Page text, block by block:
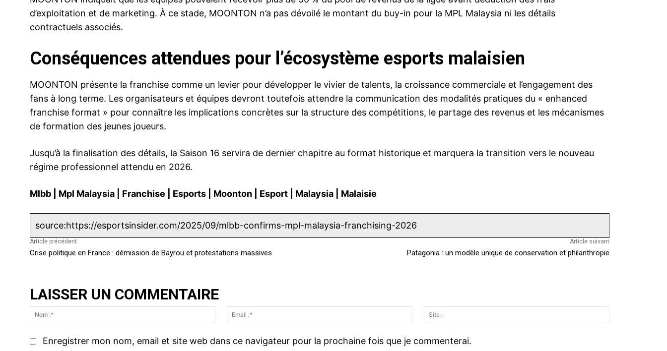
d’exploitation et de marketing. À ce stade, MOONTON n’a pas dévoilé le montant du buy-in pour la MPL Malaysia ni les détails
contractuels associés.
Conséquences attendues pour l’écosystème esports malaisien
MOONTON présente la franchise comme un levier pour développer le vivier de talents, la croissance commerciale et l’engagement des
fans à long terme. Les organisateurs et équipes devront toutefois attendre la communication des modalités pratiques du « enhanced
franchise format » pour connaître les implications concrètes sur la structure des compétitions, le partage des revenus et les mécanismes
de formation des jeunes joueurs.
Jusqu’à la finalisation des détails, la Saison 16 servira de dernier chapitre au format historique et marquera la transition vers le nouveau
régime professionnel attendu en 2026.
Mlbb Mpl Malaysia Franchise Esports Moonton Esport Malaysia Malaisie
source:https://esportsinsider.com/2025/09/mlbb-confirms-mpl-malaysia-franchising-2026
Article précédent
Crise politique en France : démission de Bayrou et protestations massives
Article suivant
Patagonia : un modèle unique de conservation et philanthropie
LAISSER UN COMMENTAIRE
o
m
m
a
i
Enregistrer mon nom, email et site web dans ce navigateur pour la prochaine fois que je commenterai.